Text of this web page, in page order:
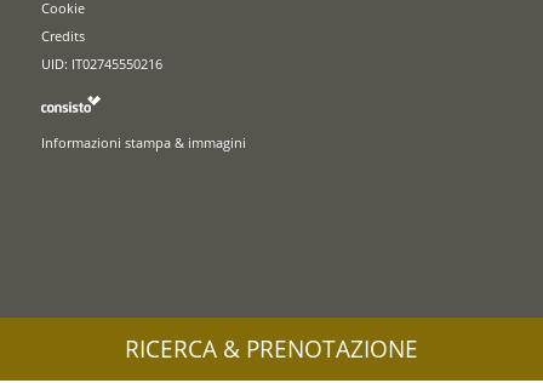
Cookie
Credits
UID: IT02745550216
Informazioni stampa & immagini
RICERCA & PRENOTAZIONE